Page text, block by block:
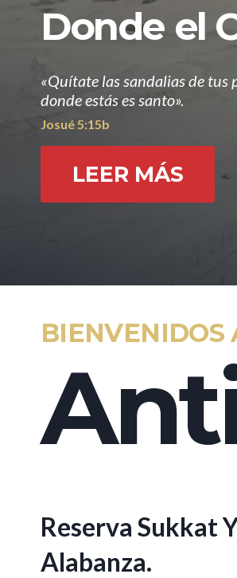
Donde el
«Quítate las sandalias de tus
donde estás es santo».
Josué 5:15b
LEER MÁS
BIENVENIDOS
Reserva Sukkat
Alabanza.